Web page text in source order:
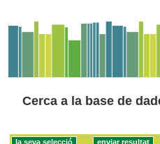
Cerca a la base de